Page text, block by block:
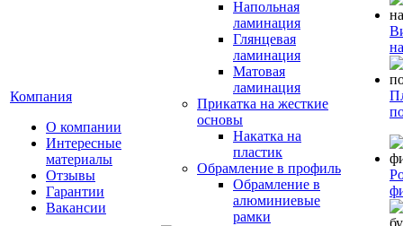
Компания
О компании
Интересные
материалы
Отзывы
Гарантии
Вакансии
Напольная
ламинация
Глянцевая
ламинация
Матовая
ламинация
Прикатка на жесткие
основы
Накатка на
пластик
Обрамление в профиль
Обрамление в
алюминиевые
рамки